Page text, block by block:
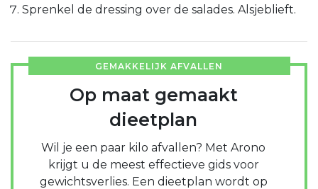
Sprenkel de dressing over de salades. Alsjeblieft.
GEMAKKELIJK AFVALLEN
Op maat gemaakt
dieetplan
Wil je een paar kilo afvallen? Met Arono
krijgt u de meest effectieve gids voor
gewichtsverlies. Een dieetplan wordt op